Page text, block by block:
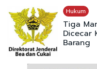
Hukum
Tiga
Dicecar
Barang